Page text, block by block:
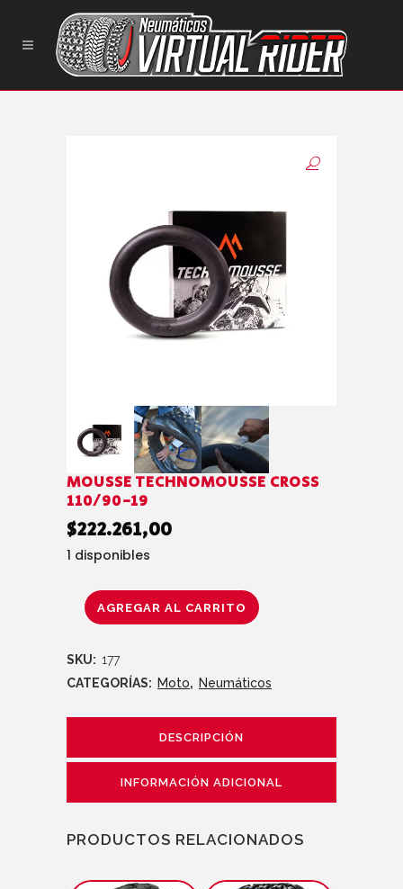
MOUSSE TECHNOMOUSSE CROSS
110/90-19
$222.261,00
1 disponibles
AGREGAR AL CARRITO
SKU: 177
CATEGORÍAS: Moto, Neumáticos
DESCRIPCIÓN
INFORMACIÓN ADICIONAL
PRODUCTOS RELACIONADOS